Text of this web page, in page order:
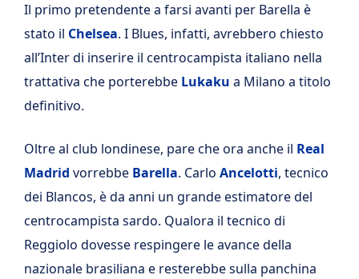
Il primo pretendente a farsi avanti per Barella è
stato il Chelsea. I Blues, infatti, avrebbero chiesto
all’Inter di inserire il centrocampista italiano nella
trattativa che porterebbe Lukaku a Milano a titolo
definitivo.
Oltre al club londinese, pare che ora anche il Real
Madrid vorrebbe Barella. Carlo Ancelotti, tecnico
dei Blancos, è da anni un grande estimatore del
centrocampista sardo. Qualora il tecnico di
Reggiolo dovesse respingere le avance della
nazionale brasiliana e resterebbe sulla panchina